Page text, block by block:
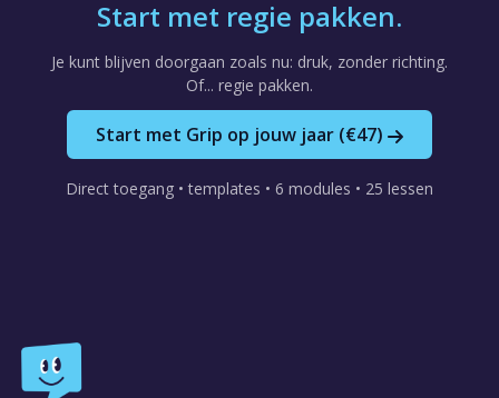
Start met regie pakken.
Je kunt blijven doorgaan zoals nu: druk, zonder richting.
Of... regie pakken.
Start met Grip op jouw jaar (€47)
Direct toegang • templates • 6 modules • 25 lessen